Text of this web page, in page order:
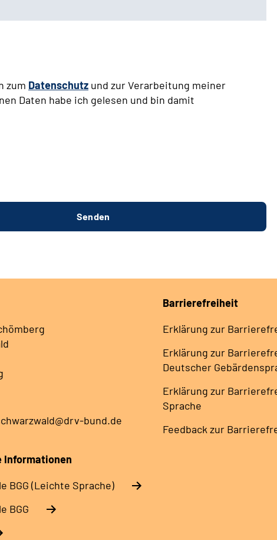
zum Datenschutz und zur Verarbeitung meiner
Daten habe ich gelesen und bin damit
bund.de
Barrierefreiheit
Erklärung zur
Erklärung zur
Deutscher
Erklärung zur
Sprache
Feedback zur
Informationen
BGG (Leichte Sprache)
BGG